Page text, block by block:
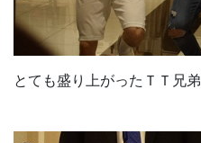
とても盛り上がったＴＴ兄弟